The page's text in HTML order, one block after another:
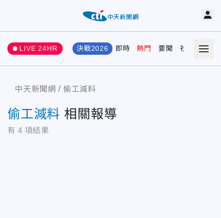
LIVE 24HR 決戰2026 即時 熱門 要聞 社會 娛樂
中天新聞網 偷工減料
偷工減料 相關報導
有 4 項結果